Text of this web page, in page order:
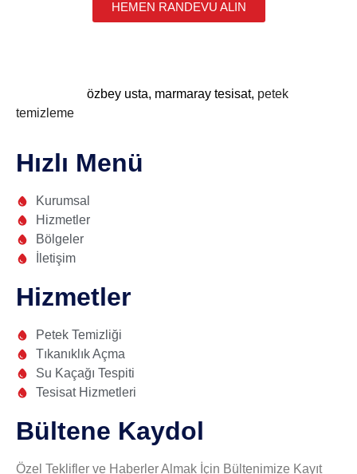
HEMEN RANDEVU ALIN
özbey usta, marmaray tesisat, petek
temizleme
Hızlı Menü
Kurumsal
Hizmetler
Bölgeler
İletişim
Hizmetler
Petek Temizliği
Tıkanıklık Açma
Su Kaçağı Tespiti
Tesisat Hizmetleri
Bültene Kaydol
Özel Teklifler ve Haberler Almak İçin Bültenimize Kayıt